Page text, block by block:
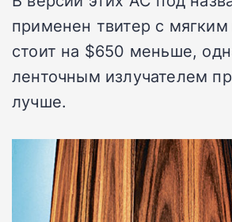
применен твитер с
стоит на $650 меньше,
ленточным излучателем
лучше.